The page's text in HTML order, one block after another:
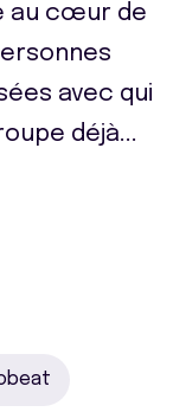
au cœur de
avec qui
déjà...